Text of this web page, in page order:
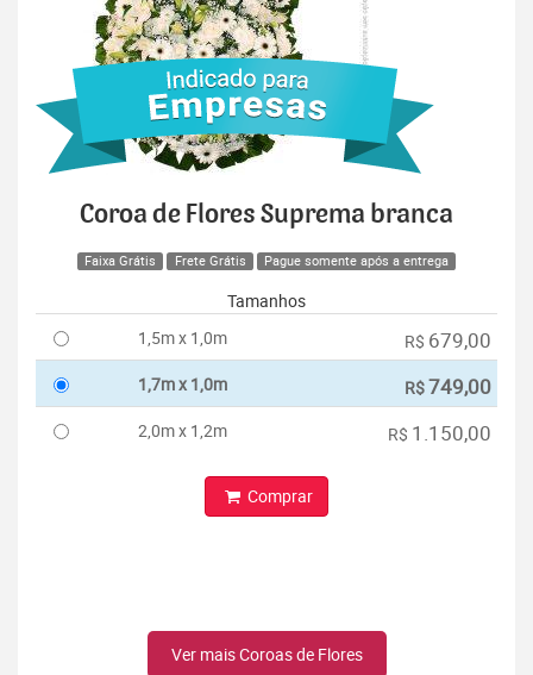
Coroa de Flores Suprema branca
Faixa Grátis Frete Grátis Pague somente após a entrega
Tamanhos
1,5m x 1,0m
R$ 679,00
1,7m x 1,0m R$749,00
2,0m x 1,2m R$ 1.150,00
Comprar
Ver mais Coroas de Flores